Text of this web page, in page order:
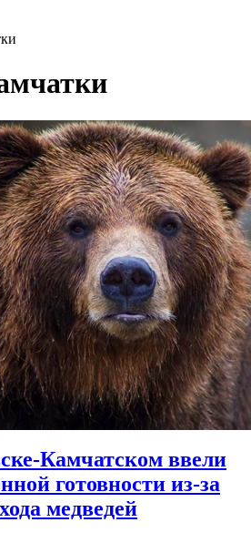
Камчатском ввели
готовности из-за
медведей